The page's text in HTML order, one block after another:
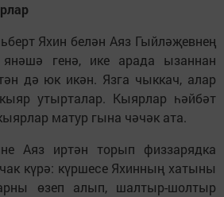
Яхин белән Аяз Гыйләҗевнең
генә, ике арада ызаннан
дә юк икән. Язга чыккач, алар
утырталар. Кыярлар һәйбәт
матур гына чәчәк ата.
Аяз иртән торып физзарядка
күрә: күршесе Яхинның хатыны
өзеп алып, шалтыр-шолтыр